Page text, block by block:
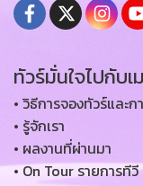
ทัวร์มั่นใจไปกับ
• วิธีการจองทัวร์และก
• รู้จักเรา
• ผลงานที่ผ่านมา
• On Tour รายการทีวี